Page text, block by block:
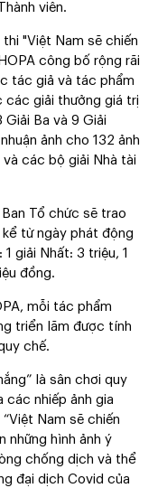
viên.
"Việt Nam sẽ chiến
công bố rộng rãi
tác giả và tác phẩm
các giải thưởng giá trị
Giải Ba và 9 Giải
ảnh cho 132 ảnh
các bộ giải Nhà tài
Tổ chức sẽ trao
từ ngày phát động
giải Nhất: 3 triệu, 1
đồng.
mỗi tác phẩm
triển lãm được tính
chế.
là sân chơi quy
các nhiếp ảnh gia
Nam sẽ chiến
những hình ảnh ý
chống dịch và thể
đại dịch Covid của